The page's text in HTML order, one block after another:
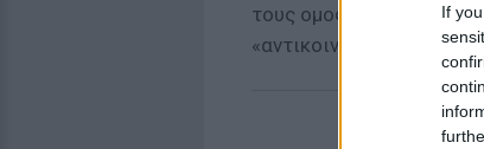
If
τους ομοφυλόφιλους,
«αντικοινωνικής